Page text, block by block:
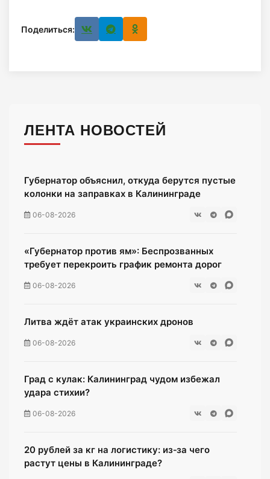
Поделиться:
ЛЕНТА НОВОСТЕЙ
Губернатор объяснил, откуда берутся пустые
колонки на заправках в Калининграде
06-08-2026
«Губернатор против ям»: Беспрозванных
требует перекроить график ремонта дорог
06-08-2026
Литва ждёт атак украинских дронов
06-08-2026
Град с кулак: Калининград чудом избежал
удара стихии?
06-08-2026
20 рублей за кг на логистику: из‑за чего
растут цены в Калининграде?